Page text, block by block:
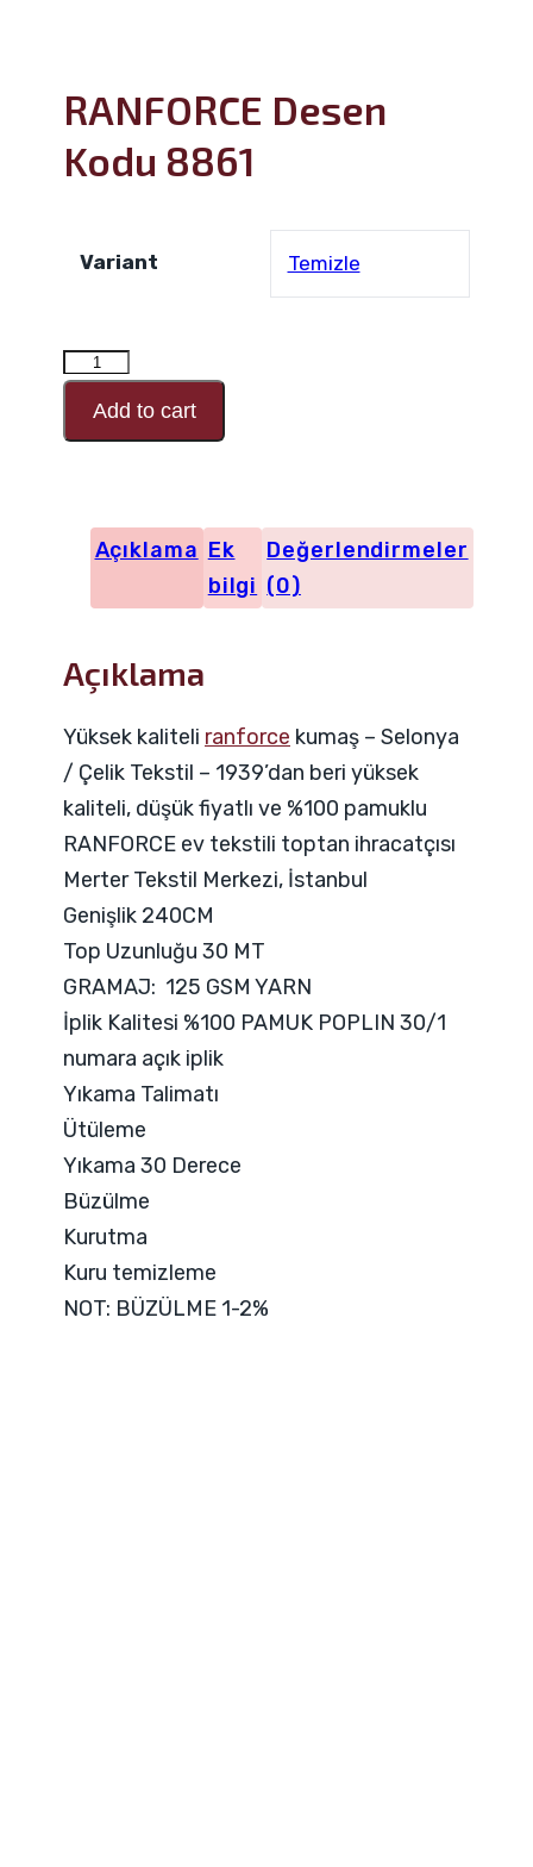
RANFORCE Desen
Kodu 8861
Variant Temizle
RANFORCE
Desen
Kodu
Add to cart
Açıklama Ek
bilgi
Değerlendirmeler
(0)
Açıklama
Yüksek kaliteli ranforce kumaş – Selonya
/ Çelik Tekstil – 1939’dan beri yüksek
kaliteli, düşük fiyatlı ve %100 pamuklu
RANFORCE ev tekstili toptan ihracatçısı
Merter Tekstil Merkezi, İstanbul
Genişlik 240CM
Top Uzunluğu 30 MT
GRAMAJ: 125 GSM YARN
İplik Kalitesi %100 PAMUK POPLIN 30/1
numara açık iplik
Yıkama Talimatı
Ütüleme
Yıkama 30 Derece
Büzülme
Kurutma
Kuru temizleme
NOT: BÜZÜLME 1-2%